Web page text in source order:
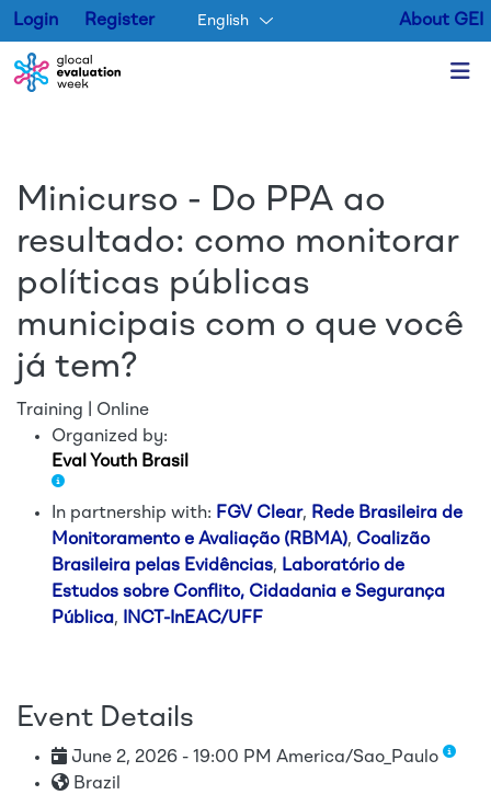
Login Register English About GEI
Minicurso - Do PPA ao
resultado: como monitorar
políticas públicas
municipais com o que você
já tem?
Training | Online
Organized by:
Eval Youth Brasil
In partnership with: FGV Clear, Rede Brasileira de
Monitoramento e Avaliação (RBMA), Coalizão
Brasileira pelas Evidências, Laboratório de
Estudos sobre Conflito, Cidadania e Segurança
Pública, INCT-InEAC/UFF
Event Details
June 2, 2026 - 19:00 PM America/Sao_Paulo
Brazil